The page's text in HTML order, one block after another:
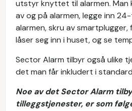
utstyr knyttet til alarmen. Man
av og på alarmen, legge inn
alarmen, skru av smartplugger,
låser seg inn i huset, og se
Sector Alarm tilbyr også ulike
det man får inkludert i
Noe av det Sector Alarm
tilleggstjenester, er som